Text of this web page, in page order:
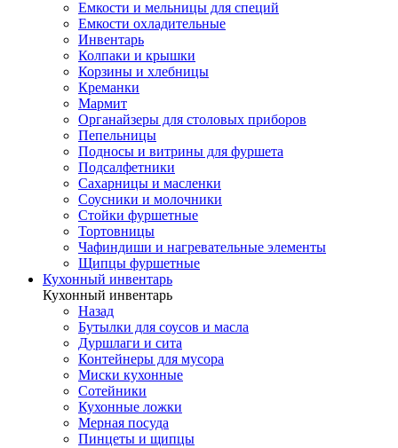
Емкости и мельницы для специй
Емкости охладительные
Инвентарь
Колпаки и крышки
Корзины и хлебницы
Креманки
Мармит
Органайзеры для столовых приборов
Пепельницы
Подносы и витрины для фуршета
Подсалфетники
Сахарницы и масленки
Соусники и молочники
Стойки фуршетные
Тортовницы
Чафиндиши и нагревательные элементы
Щипцы фуршетные
Кухонный инвентарь
Кухонный инвентарь
Назад
Бутылки для соусов и масла
Дуршлаги и сита
Контейнеры для мусора
Миски кухонные
Сотейники
Кухонные ложки
Мерная посуда
Пинцеты и щипцы